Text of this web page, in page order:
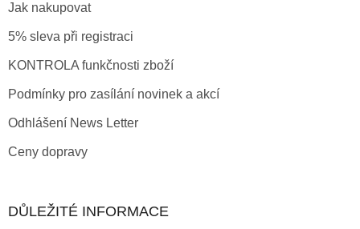
Jak nakupovat
5% sleva při registraci
KONTROLA funkčnosti zboží
Podmínky pro zasílání novinek a akcí
Odhlášení News Letter
Ceny dopravy
DŮLEŽITÉ INFORMACE